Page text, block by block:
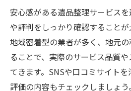
安心感がある遺品整理サービス
や評判をしっかり確認すること
地域密着型の業者が多く、地元
ることで、実際のサービス品質
てきます。SNSや口コミサイト
評価の内容もチェックしましょう。